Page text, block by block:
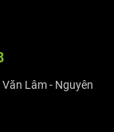
Lâm - Nguyên